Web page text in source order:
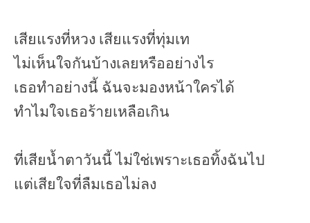
เสียแรงที่หวง เสียแรงที่ทุ่มเท
ไม่เห็นใจกันบ้างเลยหรืออย่างไร
เธอทำอย่างนี้ ฉันจะมองหน้าใครได้
ทำไมใจเธอร้ายเหลือเกิน
ที่เสียน้ำตาวันนี้ ไม่ใช่เพราะเธอทิ้งฉันไป
แต่เสียใจที่ลืมเธอไม่ลง